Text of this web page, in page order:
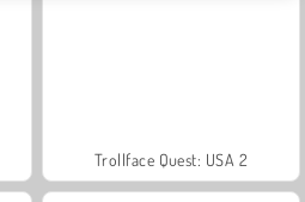
Trollface Quest: USA 2